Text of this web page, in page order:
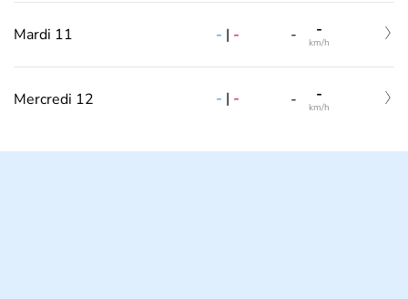
Mardi 11 - | - - -
km/h
Mercredi 12 - | - - -
km/h